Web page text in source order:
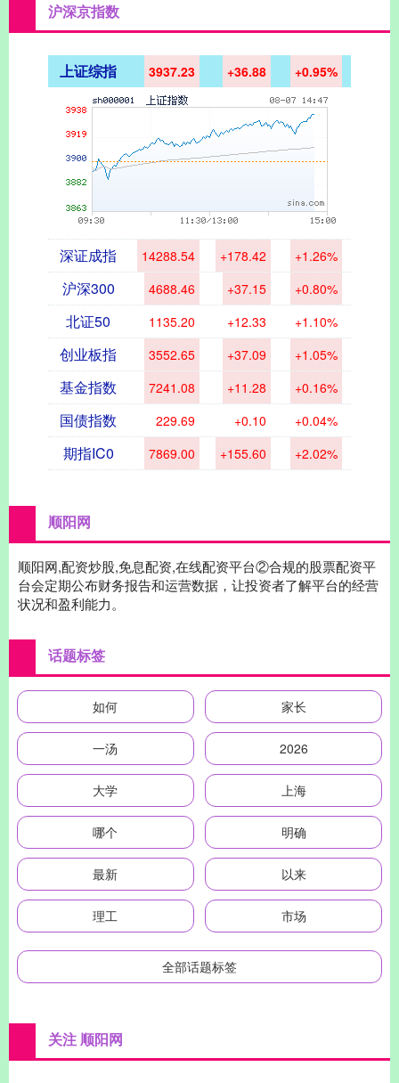
沪深京指数
上证综指 3937.23 +36.88 +0.95%
深证成指 14288.54 +178.42 +1.26%
沪深300 4688.46 +37.15 +0.80%
北证50 1135.20 +12.33 +1.10%
创业板指 3552.65 +37.09 +1.05%
基金指数 7241.08 +11.28 +0.16%
国债指数 229.69 +0.10 +0.04%
期指IC0 7869.00 +155.60 +2.02%
顺阳网
顺阳网,配资炒股,免息配资,在线配资平台②合规的股票配资平
台会定期公布财务报告和运营数据，让投资者了解平台的经营
状况和盈利能力。
话题标签
如何 家长
一汤 2026
大学 上海
哪个 明确
最新 以来
理工 市场
全部话题标签
关注 顺阳网